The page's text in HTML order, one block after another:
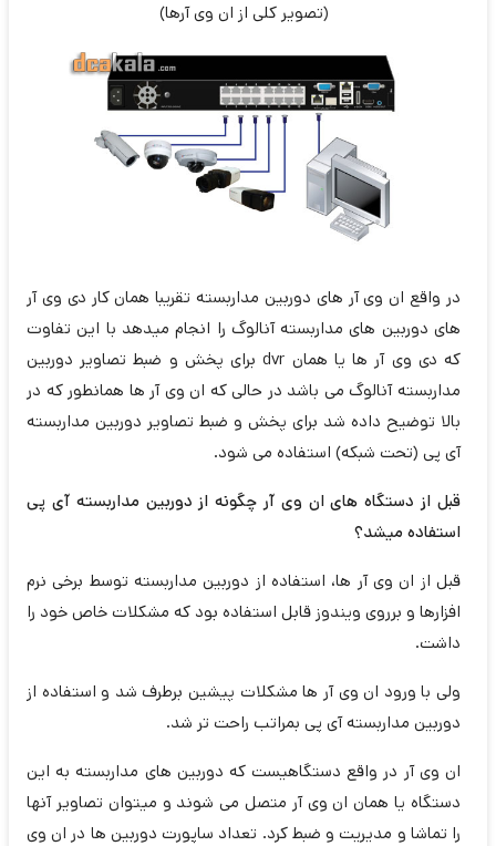
(تصویر کلی از ان وی آرها)
در واقع ان وی آر های دوربین مداربسته تقریبا همان کار دی وی آر
های دوربین های مداربسته آنالوگ را انجام میدهد با این تفاوت
که دی وی آر ها یا همان dvr برای پخش و ضبط تصاویر دوربین
مداربسته آنالوگ می باشد در حالی که ان وی آر ها همانطور که در
بالا توضیح داده شد برای پخش و ضبط تصاویر دوربین مداربسته
آی پی (تحت شبکه) استفاده می شود.
قبل از دستگاه های ان وی آر چگونه از دوربین مداربسته آی پی
استفاده میشد؟
قبل از ان وی آر ها، استفاده از دوربین مداربسته توسط برخی نرم
افزارها و برروی ویندوز قابل استفاده بود که مشکلات خاص خود را
داشت.
ولی با ورود ان وی آر ها مشکلات پیشین برطرف شد و استفاده از
دوربین مداربسته آی پی بمراتب راحت تر شد.
ان وی آر در واقع دستگاهیست که دوربین های مداربسته به این
دستگاه یا همان ان وی آر متصل می شوند و میتوان تصاویر آنها
را تماشا و مدیریت و ضبط کرد. تعداد ساپورت دوربین ها در ان وی